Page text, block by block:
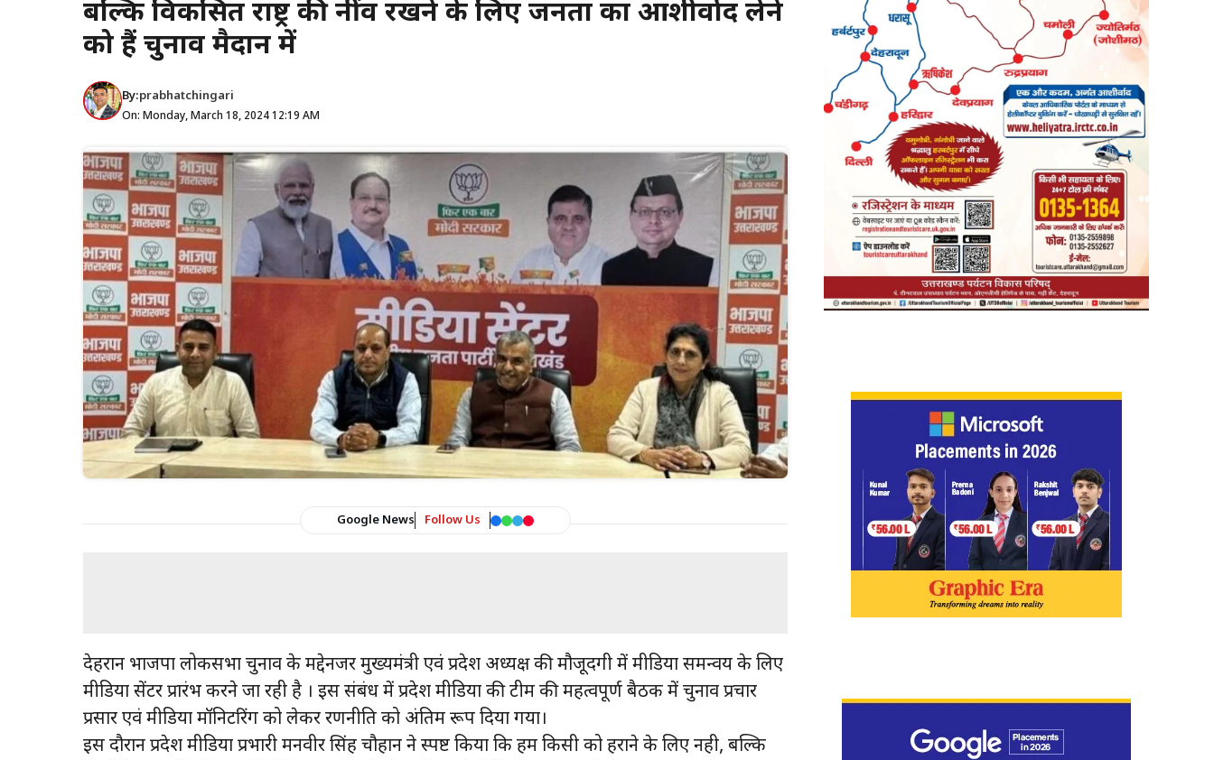
बल्कि विकसित राष्ट्र की नींव रखने के लिए जनता का आशीर्वाद लेने
को हैं चुनाव मैदान में
By:prabhatchingari
On: Monday, March 18, 2024 12:19 AM
Google News Follow Us
देहरादून भाजपा लोकसभा चुनाव के मद्देनजर मुख्यमंत्री एवं प्रदेश अध्यक्ष की मौजूदगी में मीडिया समन्वय के लिए
मीडिया सेंटर प्रारंभ करने जा रही है । इस संबंध में प्रदेश मीडिया की टीम की महत्वपूर्ण बैठक में चुनाव प्रचार
प्रसार एवं मीडिया मॉनिटरिंग को लेकर रणनीति को अंतिम रूप दिया गया।
इस दौरान प्रदेश मीडिया प्रभारी मनवीर सिंह चौहान ने स्पष्ट किया कि हम किसी को हराने के लिए नही, बल्कि